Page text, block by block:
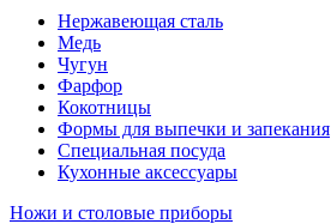
Нержавеющая сталь
Медь
Чугун
Фарфор
Кокотницы
Формы для выпечки и запекания
Специальная посуда
Кухонные аксессуары
Ножи и столовые приборы